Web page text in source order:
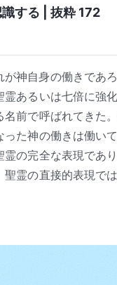
する | 抜粋 172
神自身の働きであ
あるいは七倍に強
前で呼ばれてきた
た神の働きは働い
の完全な表現であ
霊の直接的表現で
ん、聖霊は多くの異
て行われる働きは、